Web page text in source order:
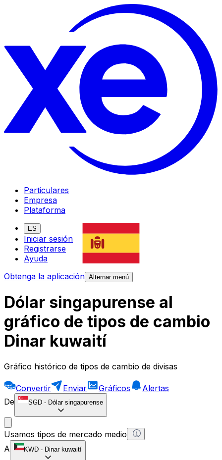
Particulares
Empresa
Plataforma
ES
Iniciar sesión
Registrarse
Ayuda
Obtenga la aplicación Alternar menú
Dólar singapurense al
gráfico de tipos de cambio
Dinar kuwaití
Gráfico histórico de tipos de cambio de divisas
Convertir Enviar Gráficos
Alertas
De
SGD - Dólar singapurense
Usamos tipos de mercado medio
A
KWD - Dinar kuwaití